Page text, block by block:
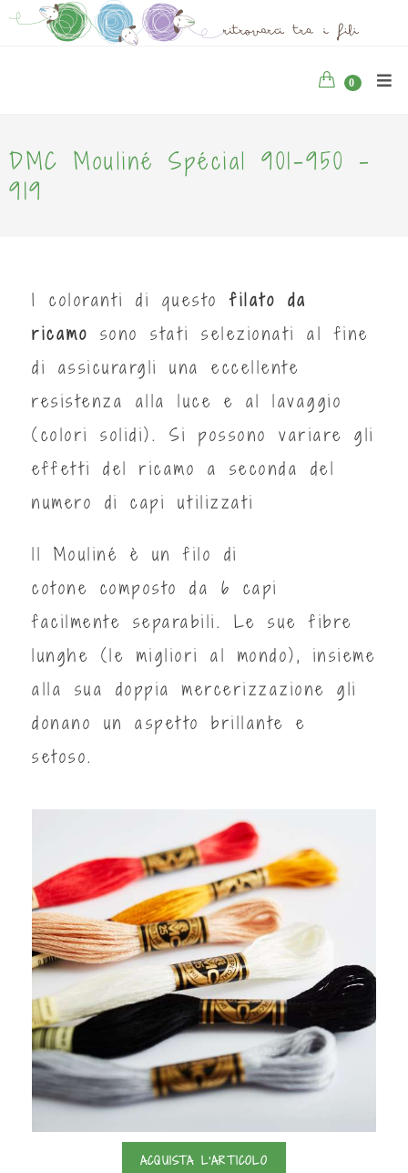
0
DMC Mouliné Spécial 901-950 -
919
I coloranti di questo filato da
ricamo sono stati selezionati al fine
di assicurargli una eccellente
resistenza alla luce e al lavaggio
(colori solidi). Si possono variare gli
effetti del ricamo a seconda del
numero di capi utilizzati
ll Mouliné è un filo di
cotone composto da 6 capi
facilmente separabili. Le sue fibre
lunghe (le migliori al mondo), insieme
alla sua doppia mercerizzazione gli
donano un aspetto brillante e
setoso.
ACQUISTA L'ARTICOLO